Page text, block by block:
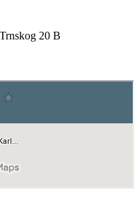
20 B